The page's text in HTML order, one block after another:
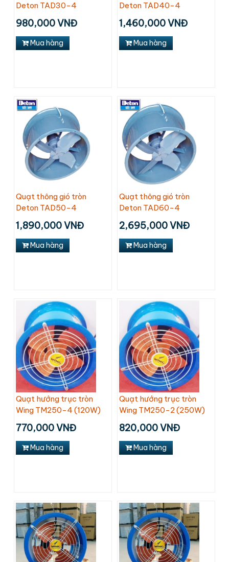
Deton TAD30-4
980,000 VNĐ
Mua hàng
Deton TAD40-4
1,460,000 VNĐ
Mua hàng
Quạt thông gió tròn
Deton TAD50-4
1,890,000 VNĐ
Mua hàng
Quạt thông gió tròn
Deton TAD60-4
2,695,000 VNĐ
Mua hàng
Quạt hướng trục tròn
Wing TM250-4 (120W)
770,000 VNĐ
Mua hàng
Quạt hướng trục tròn
Wing TM250-2 (250W)
820,000 VNĐ
Mua hàng